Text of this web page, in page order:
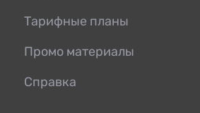
Тарифные планы
Промо материалы
Справка